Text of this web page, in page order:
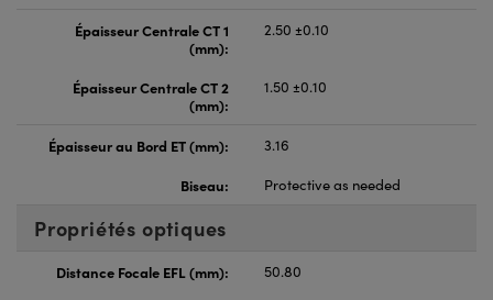
Épaisseur Centrale CT 1
(mm):
2.50 ±0.10
Épaisseur Centrale CT 2
(mm):
1.50 ±0.10
Épaisseur au Bord ET (mm):
3.16
Biseau:
Protective as needed
Propriétés optiques
Distance Focale EFL (mm):
50.80